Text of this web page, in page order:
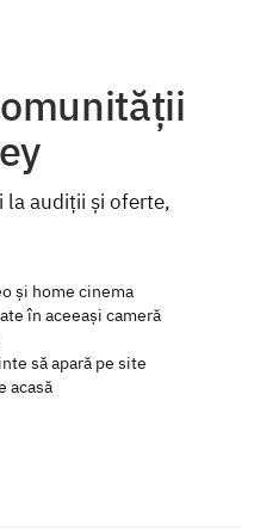
audiții și oferte,
și home cinema
în aceeași cameră
să apară pe site
acasă